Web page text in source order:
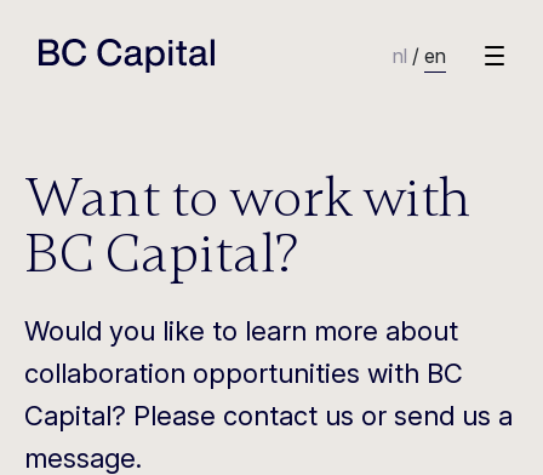
nl / en
Want to work with
BC Capital?
Would you like to learn more about
collaboration opportunities with BC
Capital? Please contact us or send us a
message.